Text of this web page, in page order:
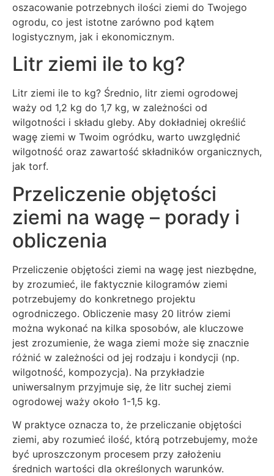
oszacowanie potrzebnych ilości ziemi do Twojego
ogrodu, co jest istotne zarówno pod kątem
logistycznym, jak i ekonomicznym.
Litr ziemi ile to kg?
Litr ziemi ile to kg? Średnio, litr ziemi ogrodowej
waży od 1,2 kg do 1,7 kg, w zależności od
wilgotności i składu gleby. Aby dokładniej określić
wagę ziemi w Twoim ogródku, warto uwzględnić
wilgotność oraz zawartość składników organicznych,
jak torf.
Przeliczenie objętości
ziemi na wagę – porady i
obliczenia
Przeliczenie objętości ziemi na wagę jest niezbędne,
by zrozumieć, ile faktycznie kilogramów ziemi
potrzebujemy do konkretnego projektu
ogrodniczego. Obliczenie masy 20 litrów ziemi
można wykonać na kilka sposobów, ale kluczowe
jest zrozumienie, że waga ziemi może się znacznie
różnić w zależności od jej rodzaju i kondycji (np.
wilgotność, kompozycja). Na przykładzie
uniwersalnym przyjmuje się, że litr suchej ziemi
ogrodowej waży około 1-1,5 kg.
W praktyce oznacza to, że przeliczanie objętości
ziemi, aby rozumieć ilość, którą potrzebujemy, może
być uproszczonym procesem przy założeniu
średnich wartości dla określonych warunków.